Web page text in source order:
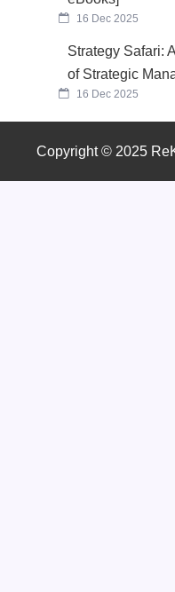
16 Dec 2025
Strategy Safari:
of Strategic
16 Dec 2025
Copyright © 2025